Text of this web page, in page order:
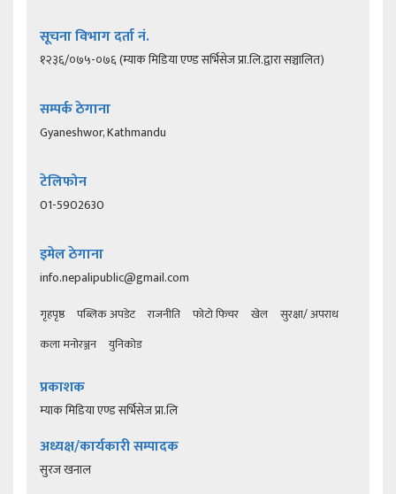
सूचना विभाग दर्ता नं.
१२३६/०७५-०७६ (म्याक मिडिया एण्ड सर्भिसेज प्रा.लि.द्वारा सञ्चालित)
सम्पर्क ठेगाना
Gyaneshwor, Kathmandu
टेलिफोन
01-5902630
इमेल ठेगाना
info.nepalipublic@gmail.com
गृहपृष्ठ पब्लिक अपडेट राजनीति फोटो फिचर खेल
सुरक्षा/ अपराध
कला मनोरञ्जन
युनिकोड
प्रकाशक
म्याक मिडिया एण्ड सर्भिसेज प्रा.लि
अध्यक्ष/कार्यकारी सम्पादक
सुरज खनाल